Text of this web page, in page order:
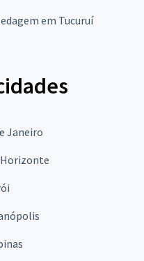
em Tucuruí
Janeiro